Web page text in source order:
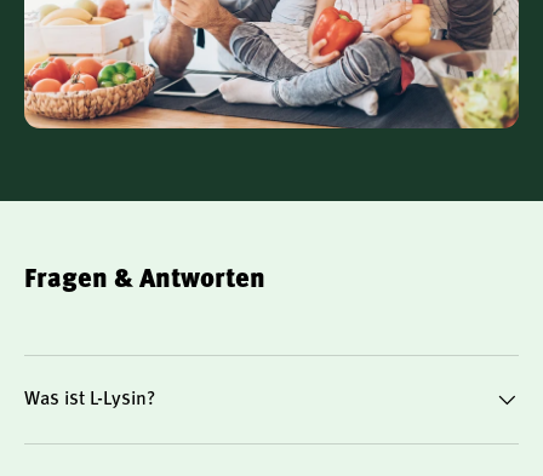
regelmäßig in unabhängigen Laboren auf Reinheit und
Qualität geprüft.
Fragen & Antworten
Was ist L-Lysin?